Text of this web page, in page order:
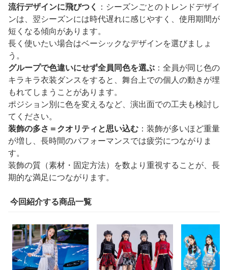
流行デザインに飛びつく ：シーズンごとのトレンドデザイ
ンは、翌シーズンには時代遅れに感じやすく、使用期間が
短くなる傾向があります。
長く使いたい場合はベーシックなデザインを選びましょ
う。
グループで色違いにせず全員同色を選ぶ ：全員が同じ色の
キラキラ衣装ダンスをすると、舞台上での個人の動きが埋
もれてしまうことがあります。
ポジション別に色を変えるなど、演出面での工夫も検討し
てください。
装飾の多さ＝クオリティと思い込む ：装飾が多いほど重量
が増し、長時間のパフォーマンスでは疲労につながりま
す。
装飾の質（素材・固定方法）を数より重視することが、長
期的な満足につながります。
今回紹介する商品一覧